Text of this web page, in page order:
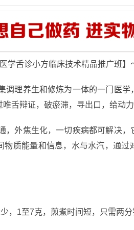
学舌诊小方临床技术精品推广班】
调理养生和修炼为一体的一门医
舌辩证，破瘀滞，寻出口，给动力
，外焦生化，一切疾病都可解决
物质能量和信息，水与水汽，通
，1至7克，煎煮时间短，只需两分